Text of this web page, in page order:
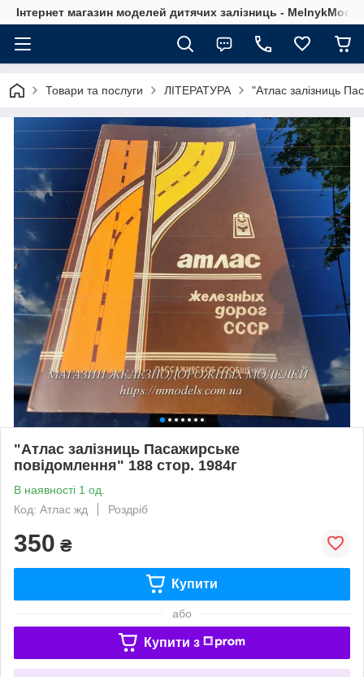
Інтернет магазин моделей дитячих залізниць -
Товари та послуги ЛІТЕРАТУРА "Атлас залізниць
"Атлас залізниць Пасажирське
повідомлення" 188 стор. 1984г
В наявності 1 од.
Код: Атлас жд
Роздріб
350 ₴
Купити
або
Купити з